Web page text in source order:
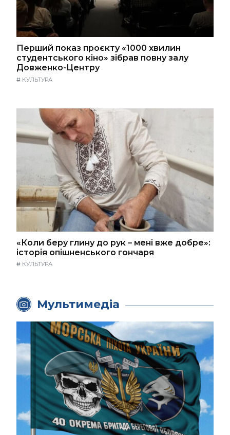
Перший показ проєкту «1000 хвилин
студентського кіно» зібрав повну залу
Довженко-Центру
# КУЛЬТУРА
«Коли беру глину до рук – мені вже добре»:
історія опішненського гончаря
# КУЛЬТУРА
Мультимедіа